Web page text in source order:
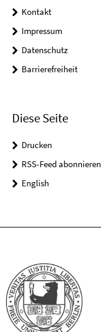
Kontakt
Impressum
Datenschutz
Barrierefreiheit
Diese Seite
Drucken
RSS-Feed abonnieren
English